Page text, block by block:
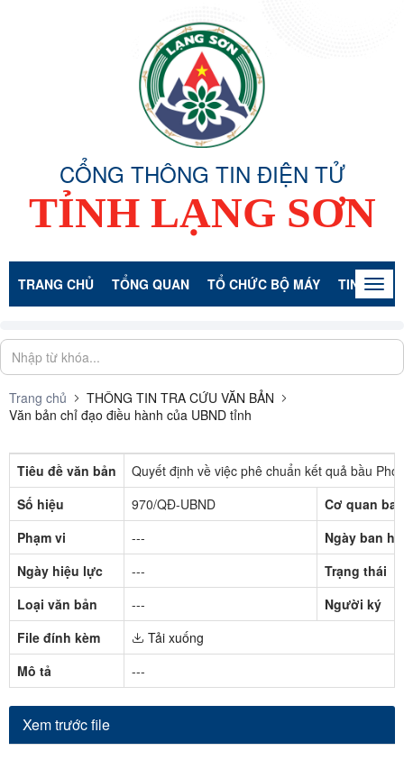
CỔNG THÔNG TIN ĐIỆN TỬ
TỈNH LẠNG SƠN
TRANG CHỦ TỔNG QUAN TỔ CHỨC BỘ MÁY TIN TỨC -
Trang chủ
THÔNG TIN TRA CỨU VĂN BẢN
Văn bản chỉ đạo điều hành của UBND tỉnh
Tiêu đề văn bản
Quyết định về việc phê chuẩn kết quả bầu
Số hiệu
970/QĐ-UBND
Cơ quan
Phạm vi
---
Ngày ban
Ngày hiệu lực
---
Trạng thái
Loại văn bản
---
Người ký
File đính kèm
Tải xuống
Mô tả
---
Xem trước file